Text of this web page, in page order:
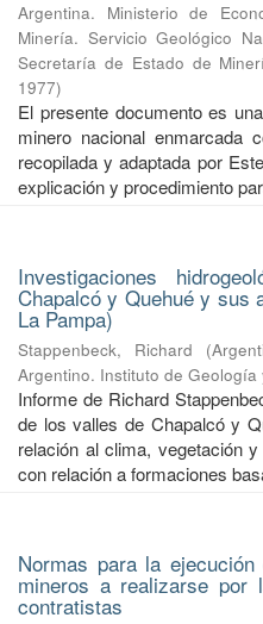
Argentina. Ministerio de
Minería. Servicio Geológico
Secretaría de Estado de
1977)
El presente documento es
minero nacional enmarcada
recopilada y adaptada por
explicación y procedimiento
Investigaciones
Chapalcó y Quehué y sus
La Pampa)
Stappenbeck, Richard (
Argentino. Instituto de Geología
Informe de Richard
de los valles de Chapalcó y
relación al clima, vegetación
con relación a formaciones
Normas para la
mineros a realizarse por
contratistas